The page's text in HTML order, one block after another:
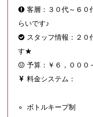
客層：３０代～６０
らいです♪
スタッフ情報：２０
す★
予算：￥６，０００
料金システム：
ボトルキープ制